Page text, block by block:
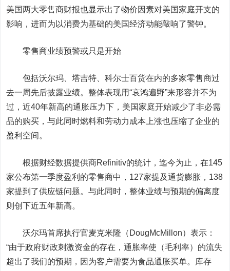
美国两大零售商财报也显示出了物价因素对美国家庭开支的
影响，进而为以消费为基础的美国经济动能敲响了警钟。
零售商业绩预警或只是开始
包括沃尔玛、塔吉特、科尔士百货在内的多家零售商过
去一周先后披露业绩。整体表现用“哀鸿遍野”来形容并不为
过，近40年新高的通胀压力下，美国家庭开始减少了非必需
品的购买，与此同时燃料和劳动力成本上涨也压缩了企业的
盈利空间。
根据财经数据提供商Refinitiv的统计，迄今为止，在145
家公布第一季度盈利的零售商中，127家提及通货膨胀，138
家提到了供应链问题。与此同时，整体业绩与预期的偏离度
则创下近五年新高。
沃尔玛首席执行官麦克米隆（DougMcMillon）表示：
“由于政府财政刺激资金的存在，通胀率使（毛利率）的流失
超出了我们的预期，因为客户需要为食品通胀买单。库存